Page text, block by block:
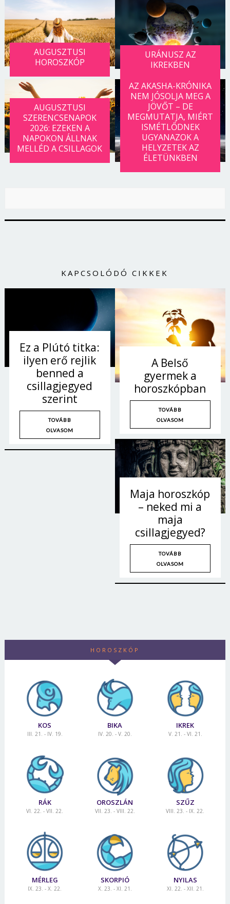
AUGUSZTUSI
HOROSZKÓP
URÁNUSZ AZ
IKREKBEN
AUGUSZTUSI
SZERENCSENAPOK
2026: EZEKEN A
NAPOKON ÁLLNAK
MELLÉD A CSILLAGOK
AZ AKASHA-KRÓNIKA
NEM JÓSOLJA MEG A
JÖVŐT – DE
MEGMUTATJA, MIÉRT
ISMÉTLŐDNEK
UGYANAZOK A
HELYZETEK AZ
ÉLETÜNKBEN
KAPCSOLÓDÓ CIKKEK
Ez a Plútó titka:
ilyen erő rejlik
benned a
csillagjegyed
szerint
TOVÁBB
OLVASOM
A Belső
gyermek a
horoszkópban
TOVÁBB
OLVASOM
Maja horoszkóp
– neked mi a
maja
csillagjegyed?
TOVÁBB
OLVASOM
HOROSZKÓP
KOS
III. 21. - IV. 19.
BIKA
IV. 20. - V. 20.
IKREK
V. 21. - VI. 21.
RÁK
VI. 22. - VII. 22.
OROSZLÁN
VII. 23. - VIII. 22.
SZŰZ
VIII. 23. - IX. 22.
MÉRLEG
IX. 23. - X. 22.
SKORPIÓ
X. 23. - XI. 21.
NYILAS
XI. 22. - XII. 21.